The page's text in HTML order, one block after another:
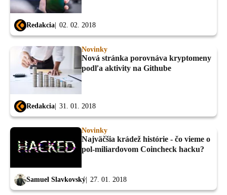
Redakcia 02. 02. 2018
Novinky
Nová stránka porovnáva kryptomeny
podľa aktivity na Githube
Redakcia 31. 01. 2018
Novinky
Najväčšia krádež histórie - čo vieme o
pol-miliardovom Coincheck hacku?
Samuel Slavkovský 27. 01. 2018